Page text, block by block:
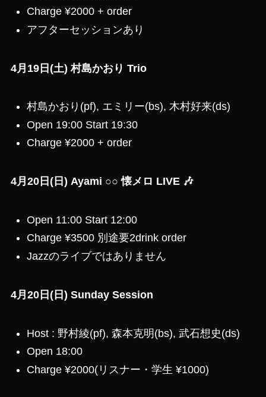
Charge ¥2000 + order
アフターセッションあり
4月19日(土) 村島かおり Trio
村島かおり(pf), エミリー(bs), 木村好来(ds)
Open 19:00 Start 19:30
Charge ¥2000 + order
4月20日(日) Ayami ○○ 懐メロ LIVE 🎶
Open 11:00 Start 12:00
Charge ¥3500 別途要2drink order
Jazzのライブではありません
4月20日(日) Sunday Session
Host : 野村綾(pf), 森本克明(bs), 武石想史(ds)
Open 18:00
Charge ¥2000(リスナー・学生 ¥1000)